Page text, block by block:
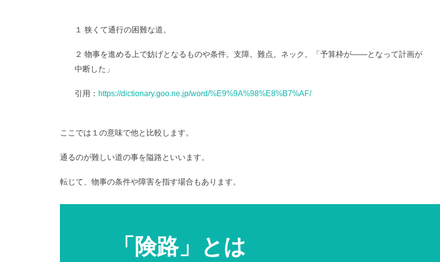
１ 狭くて通行の困難な道。
２ 物事を進める上で妨げとなるものや条件。支障。難点。ネック。「予算枠が――となって計画が
中断した」
引用： https://dictionary.goo.ne.jp/word/%E9%9A%98%E8%B7%AF/
ここでは１の意味で他と比較します。
通るのが難しい道の事を隘路といいます。
転じて、物事の条件や障害を指す場合もあります。
「険路」とは